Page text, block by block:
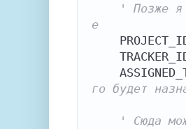
' Позже я
e
го будет
' Сюда